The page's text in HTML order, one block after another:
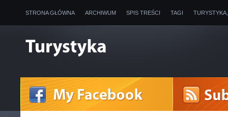
STRONA GŁÓWNA ARCHIWUM SPIS TREŚCI TAGI